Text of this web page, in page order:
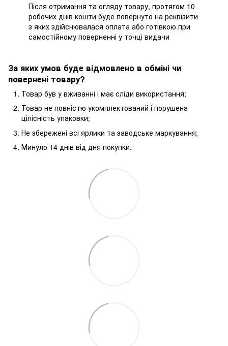
Після отримання та огляду товару, протягом 10
робочих днів кошти буде повернуто на реквізити
з яких здійснювалася оплата або готівкою при
самостійному поверненні у точці видачи
За яких умов буде відмовлено в обміні чи
повернені товару?
Товар був у вживанні і має сліди використання;
Товар не повністю укомплектований і порушена
цілісність упаковки;
Не збережені всі ярлики та заводське маркування;
Минуло 14 днів від дня покупки.